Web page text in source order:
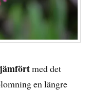
med det
en längre